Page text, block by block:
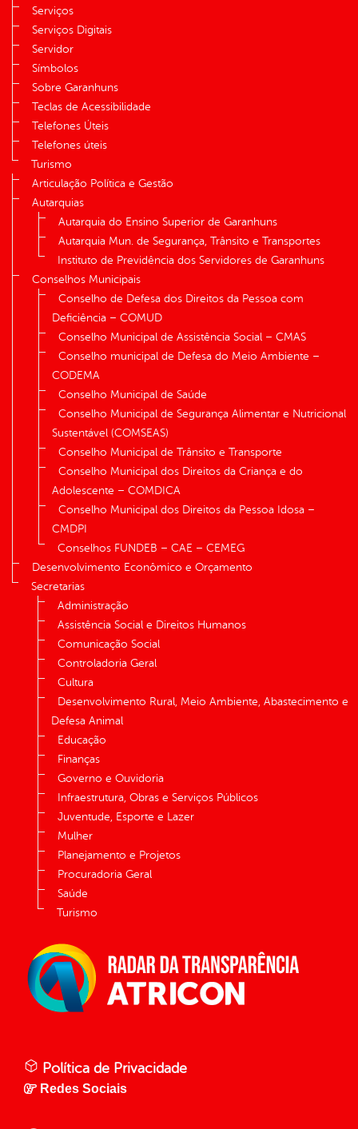
Serviços
Serviços Digitais
Servidor
Símbolos
Sobre Garanhuns
Teclas de Acessibilidade
Telefones Úteis
Telefones úteis
Turismo
Articulação Política e Gestão
Autarquias
Autarquia do Ensino Superior de Garanhuns
Autarquia Mun. de Segurança, Trânsito e Transportes
Instituto de Previdência dos Servidores de Garanhuns
Conselhos Municipais
Conselho de Defesa dos Direitos da Pessoa com
Deficiência – COMUD
Conselho Municipal de Assistência Social – CMAS
Conselho municipal de Defesa do Meio Ambiente –
CODEMA
Conselho Municipal de Saúde
Conselho Municipal de Segurança Alimentar e Nutricional
Sustentável (COMSEAS)
Conselho Municipal de Trânsito e Transporte
Conselho Municipal dos Direitos da Criança e do
Adolescente – COMDICA
Conselho Municipal dos Direitos da Pessoa Idosa –
CMDPI
Conselhos FUNDEB – CAE – CEMEG
Desenvolvimento Econômico e Orçamento
Secretarias
Administração
Assistência Social e Direitos Humanos
Comunicação Social
Controladoria Geral
Cultura
Desenvolvimento Rural, Meio Ambiente, Abastecimento e
Defesa Animal
Educação
Finanças
Governo e Ouvidoria
Infraestrutura, Obras e Serviços Públicos
Juventude, Esporte e Lazer
Mulher
Planejamento e Projetos
Procuradoria Geral
Saúde
Turismo
Política de Privacidade
Redes Sociais